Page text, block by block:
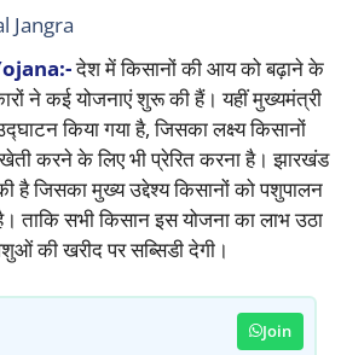
Jangra
देश में किसानों की आय को बढ़ाने के
ने कई योजनाएं शुरू की हैं। यहीं मुख्यमंत्री
किया गया है, जिसका लक्ष्य किसानों
करने के लिए भी प्रेरित करना है। झारखंड
है जिसका मुख्य उद्देश्य किसानों को पशुपालन
ताकि सभी किसान इस योजना का लाभ उठा
की खरीद पर सब्सिडी देगी।
Join